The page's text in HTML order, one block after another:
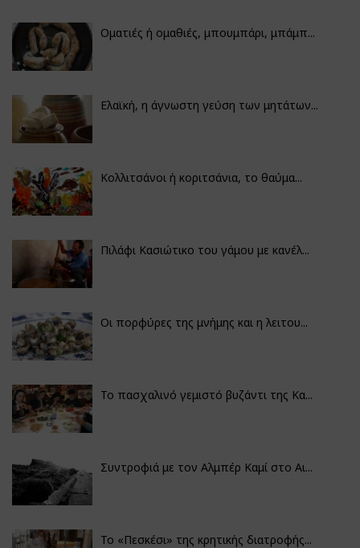
Οματιές ή ομαθιές, μπουμπάρι, μπάμπ...
Ελαϊκή, η άγνωστη γεύση των μητάτων...
Κολλιτσάνοι ή κοριτσάνια, το θαύμα...
Πιλάφι Κασιώτικο του γάμου με κανέλ...
Οι πορφύρες της μνήμης και η λειτου...
Το πασχαλινό γεμιστό βυζάντι της Κα...
Συντροφιά με τον Αλμπέρ Καμί στο Αι...
Το «Πεσκέσι» της κρητικής διατροφής...